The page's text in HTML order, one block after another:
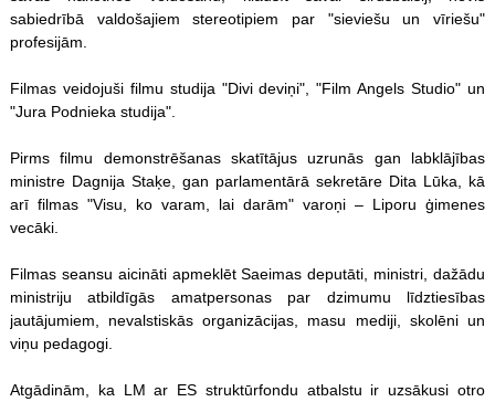
sabiedrībā valdošajiem stereotipiem par "sieviešu un vīriešu"
profesijām.
Filmas veidojuši filmu studija "Divi deviņi", "Film Angels Studio" un
"Jura Podnieka studija".
Pirms filmu demonstrēšanas skatītājus uzrunās gan labklājības
ministre Dagnija Staķe, gan parlamentārā sekretāre Dita Lūka, kā
arī filmas "Visu, ko varam, lai darām" varoņi – Liporu ģimenes
vecāki.
Filmas seansu aicināti apmeklēt Saeimas deputāti, ministri, dažādu
ministriju atbildīgās amatpersonas par dzimumu līdztiesības
jautājumiem, nevalstiskās organizācijas, masu mediji, skolēni un
viņu pedagogi.
Atgādinām, ka LM ar ES struktūrfondu atbalstu ir uzsākusi otro